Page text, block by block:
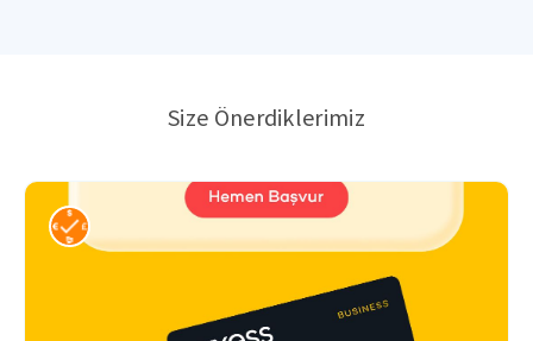
Size Önerdiklerimiz